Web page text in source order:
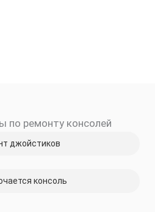
по ремонту консолей
джойстиков
консоль